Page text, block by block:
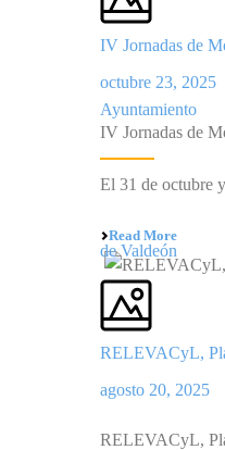
IV Jornadas de
octubre 23, 2025
IV Jornadas de
El 31 de octubre
Read More
RELEVACyL,
agosto 20, 2025
RELEVACyL,